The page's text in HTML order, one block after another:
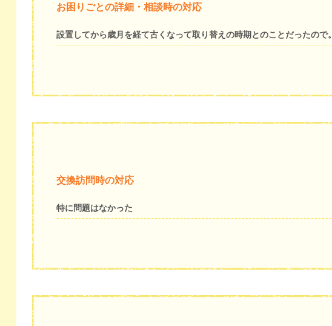
お困りごとの詳細・相談時の対応
設置してから歳月を経て古くなって取り替えの時期とのことだったので。
交換訪問時の対応
特に問題はなかった